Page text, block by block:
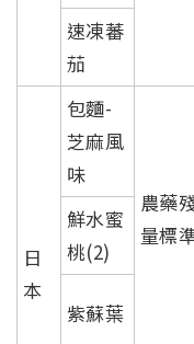
速凍蕃
茄
日
本
包麵-
芝麻風
味
農藥
量標
鮮水蜜
桃(2)
紫蘇葉